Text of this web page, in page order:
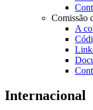
Comissão
A
Internacional